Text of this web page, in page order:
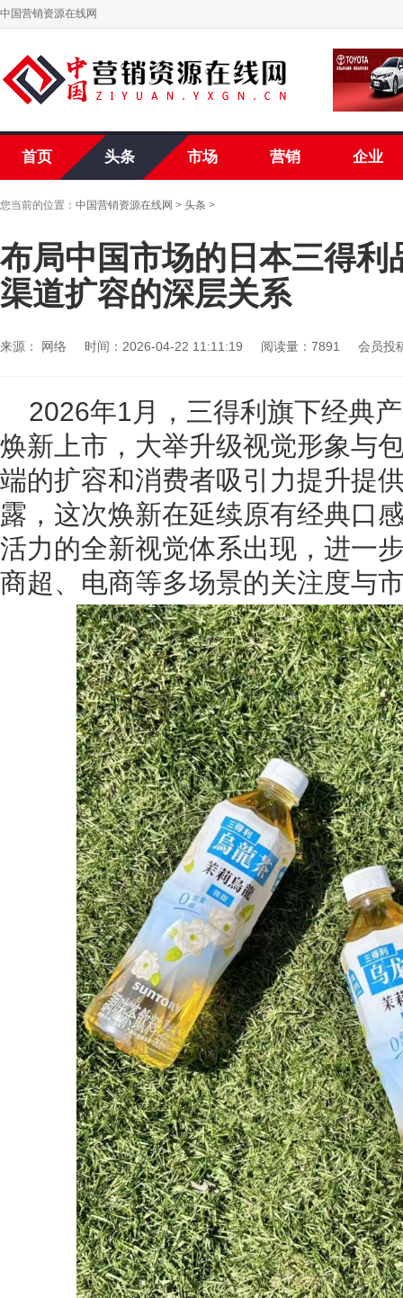
中国营销资源在线网
首页 头条 市场 营销 企业
您当前的位置： 中国营销资源在线网 > 头条 >
布局中国市场的日本三得利
渠道扩容的深层关系
来源： 网络 时间：2026-04-22 11:11:19 阅读量：7891 会员投
2026年1月，三得利旗下经典
焕新上市，大举升级视觉形象与
端的扩容和消费者吸引力提升提
露，这次焕新在延续原有经典口
活力的全新视觉体系出现，进一
商超、电商等多场景的关注度与